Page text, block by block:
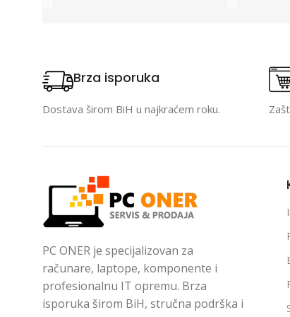
Brza isporuka
Dostava širom BiH u najkraćem roku.
PC ONER je specijalizovan za
računare, laptope, komponente i
profesionalnu IT opremu. Brza
isporuka širom BiH, stručna podrška i